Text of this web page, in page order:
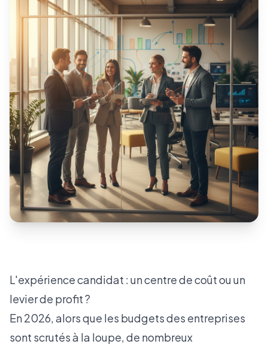
L'expérience candidat : un centre de coût ou un
levier de profit ?
En 2026, alors que les budgets des entreprises
sont scrutés à la loupe, de nombreux